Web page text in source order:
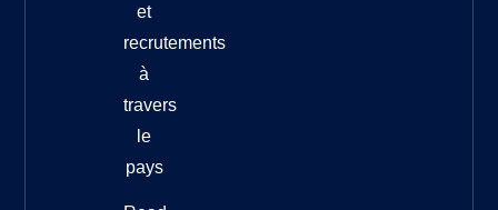
et
recrutements
à
travers
le
pays